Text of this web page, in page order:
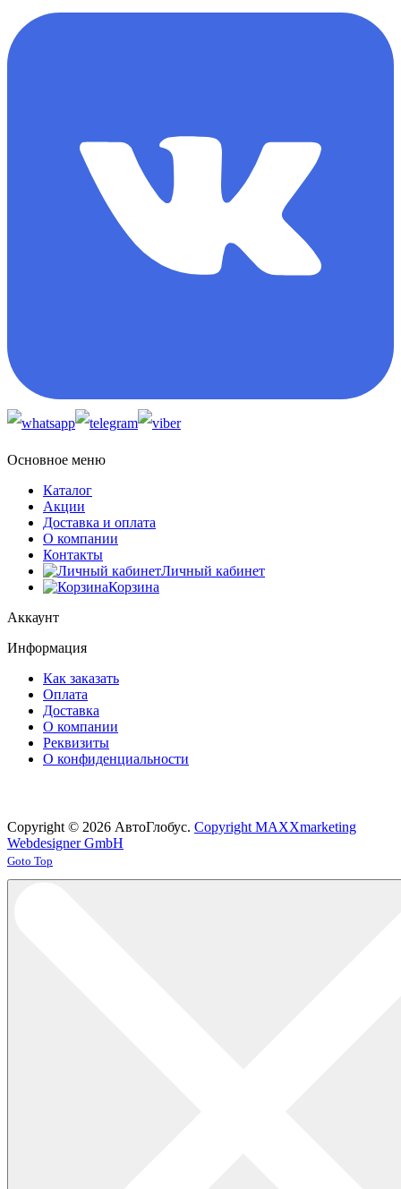
Основное меню
Каталог
Акции
Доставка и оплата
О компании
Контакты
Личный кабинет
Корзина
Аккаунт
Информация
Как заказать
Оплата
Доставка
О компании
Реквизиты
О конфиденциальности
Copyright © 2026 АвтоГлобус. Copyright MAXXmarketing
Webdesigner GmbH
Joomla! 3 Templates
Goto Top